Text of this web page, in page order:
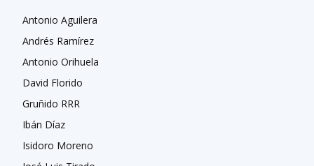
Antonio Aguilera
Andrés Ramírez
Antonio Orihuela
David Florido
Gruñido RRR
Ibán Díaz
Isidoro Moreno